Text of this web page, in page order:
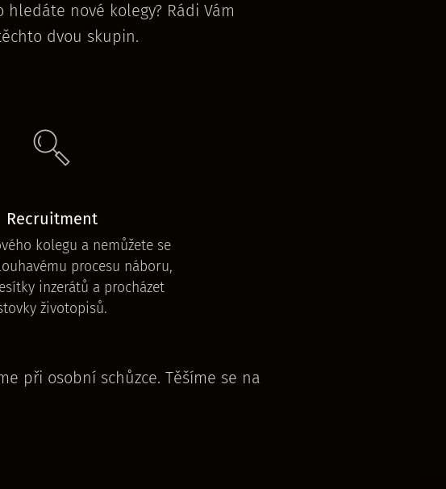
nové kolegy? Rádi Vám
dvou skupin.
Recruitment
kolegu a nemůžete se
procesu náboru,
inzerátů a procházet
životopisů.
při osobní schůzce. Těšíme se na